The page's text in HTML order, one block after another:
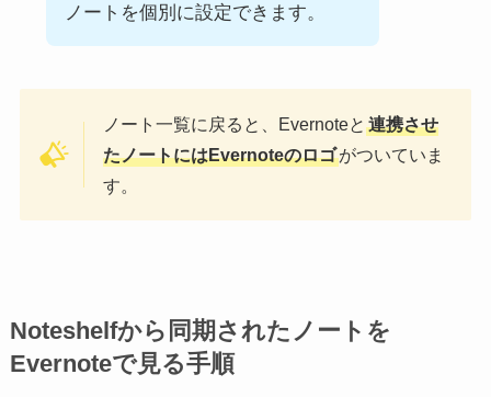
ノートを個別に設定できます。
ノート一覧に戻ると、Evernoteと連携させ
たノートにはEvernoteのロゴがついていま
す。
Noteshelfから同期されたノートを
Evernoteで見る手順